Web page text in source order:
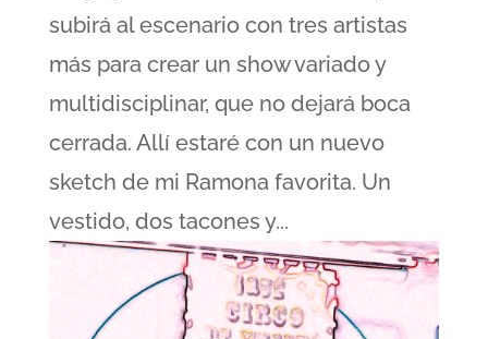
subirá al escenario con tres artistas
más para crear un show variado y
multidisciplinar, que no dejará boca
cerrada. Allí estaré con un nuevo
sketch de mi Ramona favorita. Un
vestido, dos tacones y...